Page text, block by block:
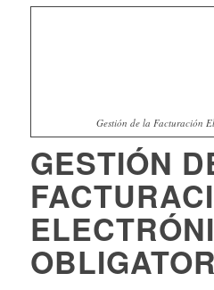
Gestión de la Facturación
GESTIÓN